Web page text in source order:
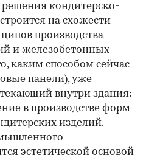
кондитерско-
на схожести
производства
и железобетонных
каким способом сейчас
панели), уже
внутри здания:
в производстве форм
изделий.
эстетической основой